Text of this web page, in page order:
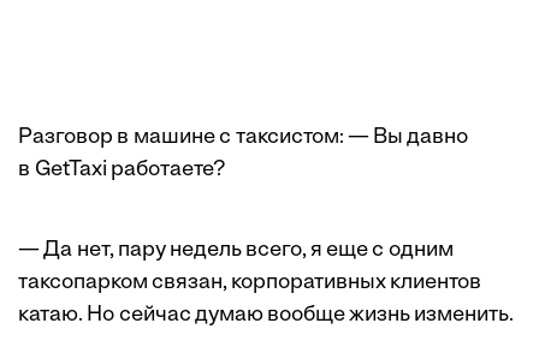
Разговор в машине с таксистом: — Вы давно
в GetTaxi работаете?
— Да нет, пару недель всего, я еще с одним
таксопарком связан, корпоративных клиентов
катаю. Но сейчас думаю вообще жизнь изменить.